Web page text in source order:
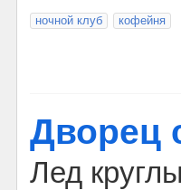
ночной клуб кофейня
Дворец
Лед